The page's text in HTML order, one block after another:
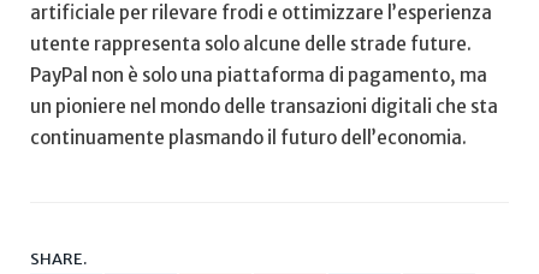
artificiale per rilevare frodi e ottimizzare l’esperienza⁤
utente ⁢rappresenta solo alcune delle strade future.
PayPal non è solo⁣ una ‍piattaforma di‍ pagamento, ma
un pioniere ⁣nel mondo ‍delle transazioni ⁢digitali che sta
continuamente plasmando ⁢il futuro​ dell’economia.
SHARE.